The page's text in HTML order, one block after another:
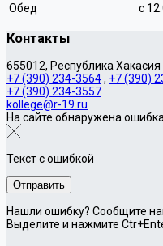
Обед
с
Контакты
655012, Республика
+7 (390) 234-3564, +7 (390)
+7 (390) 234-3557
kollege@r-19.ru
На сайте обнаружена ошибка
Текст с ошибкой
Нашли ошибку? Сообщите
Выделите и нажмите